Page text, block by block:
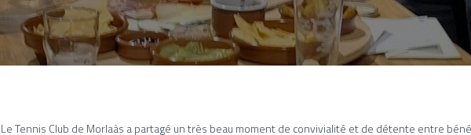
Le Tennis Club de Morlaàs a partagé un très beau moment de convivialité et de détente entre